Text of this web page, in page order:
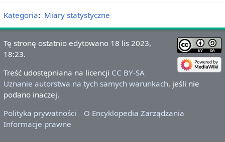
Kategoria: Miary statystyczne
Tę stronę ostatnio edytowano 18 lis 2023,
18:23.
Treść udostępniana na licencji CC BY-SA
Uznanie autorstwa na tych samych warunkach, jeśli nie
podano inaczej.
Polityka prywatności
O Encyklopedia Zarządzania
Informacje prawne